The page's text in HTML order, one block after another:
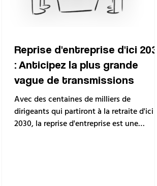
Reprise d'entreprise d'ici 2030
: Anticipez la plus grande
vague de transmissions
Avec des centaines de milliers de
dirigeants qui partiront à la retraite d'ici
2030, la reprise d'entreprise est une